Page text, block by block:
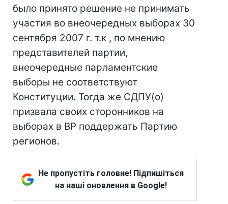
было принято решение не принимать
участия во внеочередных выборах 30
сентября 2007 г. т.к , по мнению
представителей партии,
внеочередные парламентские
выборы не соответствуют
Конституции. Тогда же СДПУ(о)
призвала своих сторонников на
выборах в ВР поддержать Партию
регионов.
Не пропустіть головне! Підпишіться
на наші оновлення в Google!